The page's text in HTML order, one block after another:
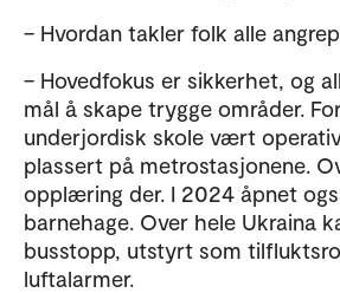
– Hvordan takler folk alle
– Hovedfokus er sikkerhet, og
mål å skape trygge områder.
underjordisk skole vært
plassert på metrostasjonene.
opplæring der. I 2024 åpnet
barnehage. Over hele Ukraina
busstopp, utstyrt som
luftalarmer.